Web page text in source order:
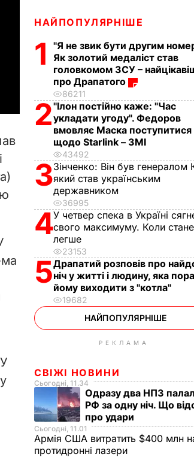
НАЙПОПУЛЯРНІШЕ
1
"Я не звик бути другим
Як золотий медаліст став
головкомом ЗСУ –
про Драпатого
86211
2"Ілон постійно каже: "Час
укладати угоду". Федоров
вмовляє Маска поступитися
щодо Starlink – ЗМІ
43492
3Зінченко: Він був генералом
який став українським
державником
36995
4У четвер спека в Україні
свого максимуму. Коли стане
легше
23153
5Драпатий розповів про
ніч у житті і людину, яка
йому виходити з "котла"
19682
НАЙПОПУЛЯРНІШЕ
РЕКЛАМА
СВІЖІ НОВИНИ
Сьогодні, 11.34
Одразу два НПЗ
РФ за одну ніч. Що
про удари
Сьогодні, 11.01
Армія США витратить $400 млн
протидронні лазери